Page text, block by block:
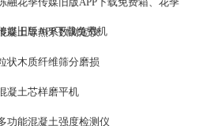
媒旧版APP下载免费机
凝土导热系数测定仪
状木质纤维筛分磨损
凝土芯样磨平机
功能混凝土强度检测仪